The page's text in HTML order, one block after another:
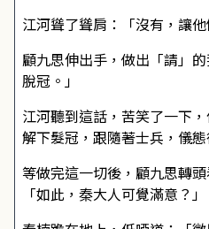
江河聳了聳肩：「沒有，讓他
顧九思伸出手，做出「請」
脫冠。」
江河聽到這話，苦笑了一下
解下髮冠，跟隨著士兵，儀
等做完這一切後，顧九思轉
「如此，秦大人可覺滿意？」